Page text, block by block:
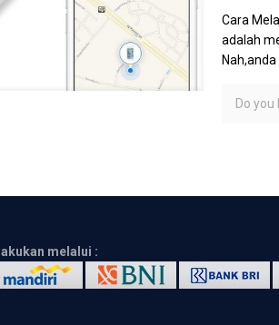
Cara
adalah
Do you
melalui :